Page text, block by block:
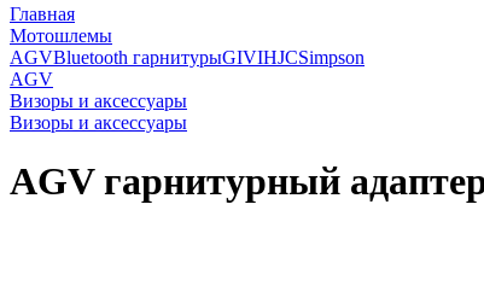
Главная
Мотошлемы
AGVBluetooth гарнитурыGIVIHJCSimpson
AGV
Визоры и аксессуары
Визоры и аксессуары
AGV гарнитурный